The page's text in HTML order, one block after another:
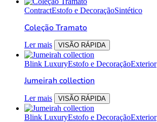
ContractEstofo e DecoraçãoSintético
Coleção Tramato
Ler mais VISÃO RÁPIDA
Blink LuxuryEstofo e DecoraçãoExterior
Jumeirah collection
Ler mais VISÃO RÁPIDA
Blink LuxuryEstofo e DecoraçãoExterior